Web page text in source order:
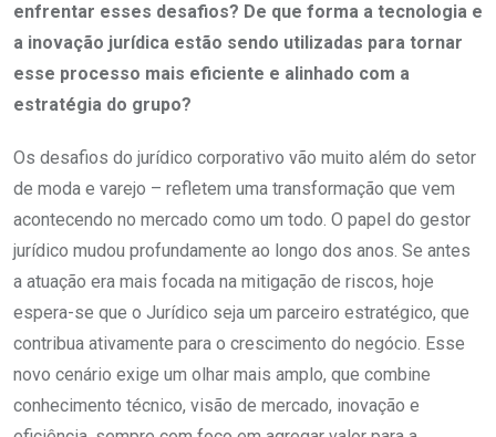
enfrentar esses desafios? De que forma a tecnologia e
a inovação jurídica estão sendo utilizadas para tornar
esse processo mais eficiente e alinhado com a
estratégia do grupo?
Os desafios do jurídico corporativo vão muito além do setor
de moda e varejo – refletem uma transformação que vem
acontecendo no mercado como um todo. O papel do gestor
jurídico mudou profundamente ao longo dos anos. Se antes
a atuação era mais focada na mitigação de riscos, hoje
espera-se que o Jurídico seja um parceiro estratégico, que
contribua ativamente para o crescimento do negócio. Esse
novo cenário exige um olhar mais amplo, que combine
conhecimento técnico, visão de mercado, inovação e